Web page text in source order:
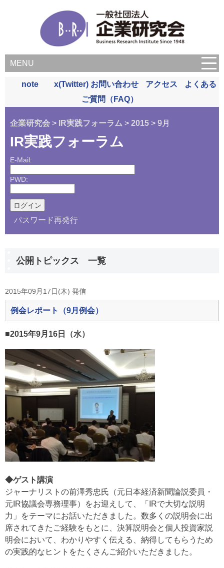
MENU
note x(Twitter) お問い合わせ アクセス
よくある
ご質問（FAQ）
企業研究会 > IR実践フォーラム > 2015 > 9月
IR実践フォーラム
E-Mail:
PWD:
パスワード再発行
公開トピックス 一覧
2015年09月17日(木) 発信
例会レポート（9月例会）
■2015年9月16日（水）
◆ゲスト講演
ジャーナリストの前澤秀忠氏（元日本経済新聞論説委員・
元IR協議会専務理事）をお迎えして、「IRで大切な説明
力」をテーマにお話いただきました。数多くの説明会に出
席されてきたご経験をもとに、決算説明会と個人投資家説
明会において、わかりやすく伝える、納得してもらうため
の実践的なヒントをたくさんご紹介いただきました。